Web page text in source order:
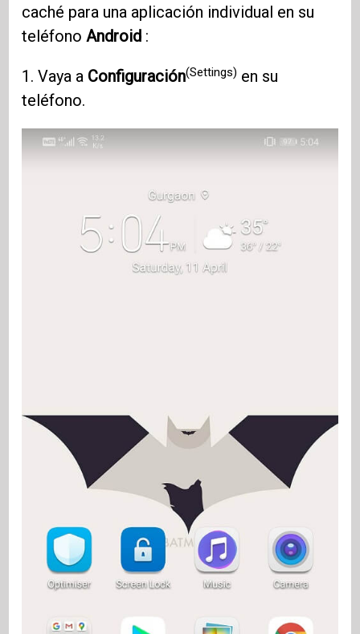
caché para una aplicación individual en su
teléfonoAndroid :
1. Vaya a Configuración(Settings) en su
teléfono.